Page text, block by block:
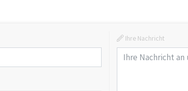
Ihre Nachricht